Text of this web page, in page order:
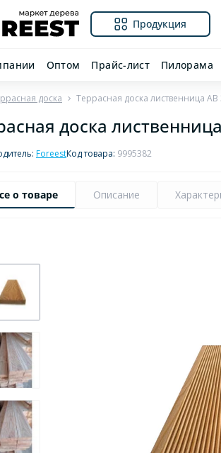
Продукция
Оптом Прайс-лист Пилорама
доска Террасная доска лиственница
доска
ForeestКод товара: 9995382
о товаре Описание